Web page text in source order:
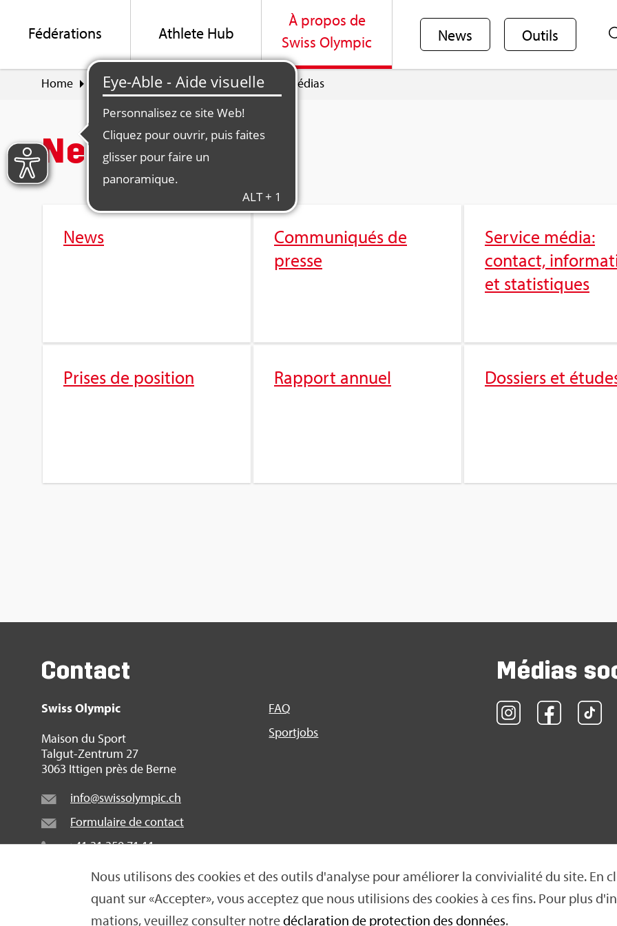
Fédé­ra­tions Ath­lete Hub
À pro­pos de
Swiss Olym­pic
News Outils
Home À pro­pos de Swiss Olym­pic News & Médias
News & Médias
News
Com­mu­ni­qués de
presse
Ser­vice média:
contact,
et sta­tis­tiques
Prises de posi­tion Rap­port annuel Dos­siers et
Nous uti­li­sons des cookies et des outils d'ana­lyse pour amé­lio­rer la convi­via­lité du site. En
quant sur «Accep­ter», vous accep­tez que nous uti­li­sions des cookies à ces fins. Pour plus
ma­tions, veuillez consul­ter notredécla­ra­tion de pro­tec­tion des don­nées.
Contact
Swiss Olym­pic
Mai­son du Sport
Tal­gut-Zen­trum 27
3063 Itti­gen près de Berne
info@​swi​ssol​ympi​c.​ch
For­mu­laire de contact
+41 31 359 71 11
FAQ
Sport­jobs
Médias
© 2016 Swiss Olym­pic 2026| Impres­sum|Décla­ra­tion de pro­tec­tion des don­nées |Condi­tions d'uti­li­sa­tion